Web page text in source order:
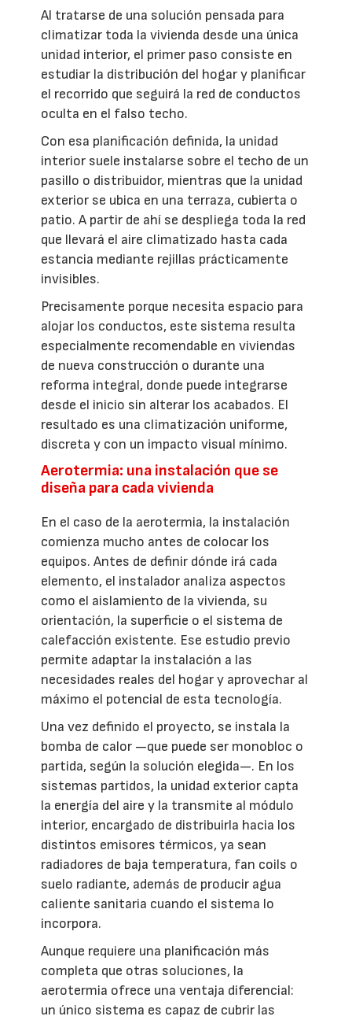
Al tratarse de una solución pensada para
climatizar toda la vivienda desde una única
unidad interior, el primer paso consiste en
estudiar la distribución del hogar y planificar
el recorrido que seguirá la red de conductos
oculta en el falso techo.
Con esa planificación definida, la unidad
interior suele instalarse sobre el techo de un
pasillo o distribuidor, mientras que la unidad
exterior se ubica en una terraza, cubierta o
patio. A partir de ahí se despliega toda la red
que llevará el aire climatizado hasta cada
estancia mediante rejillas prácticamente
invisibles.
Precisamente porque necesita espacio para
alojar los conductos, este sistema resulta
especialmente recomendable en viviendas
de nueva construcción o durante una
reforma integral, donde puede integrarse
desde el inicio sin alterar los acabados. El
resultado es una climatización uniforme,
discreta y con un impacto visual mínimo.
Aerotermia: una instalación que se
diseña para cada vivienda
En el caso de la aerotermia, la instalación
comienza mucho antes de colocar los
equipos. Antes de definir dónde irá cada
elemento, el instalador analiza aspectos
como el aislamiento de la vivienda, su
orientación, la superficie o el sistema de
calefacción existente. Ese estudio previo
permite adaptar la instalación a las
necesidades reales del hogar y aprovechar al
máximo el potencial de esta tecnología.
Una vez definido el proyecto, se instala la
bomba de calor —que puede ser monobloc o
partida, según la solución elegida—. En los
sistemas partidos, la unidad exterior capta
la energía del aire y la transmite al módulo
interior, encargado de distribuirla hacia los
distintos emisores térmicos, ya sean
radiadores de baja temperatura, fan coils o
suelo radiante, además de producir agua
caliente sanitaria cuando el sistema lo
incorpora.
Aunque requiere una planificación más
completa que otras soluciones, la
aerotermia ofrece una ventaja diferencial:
un único sistema es capaz de cubrir las